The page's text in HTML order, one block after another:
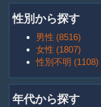
性別から探す
男性 (8516)
女性 (1807)
性別不明 (1108)
年代から探す